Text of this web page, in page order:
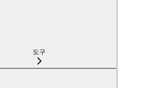
도구